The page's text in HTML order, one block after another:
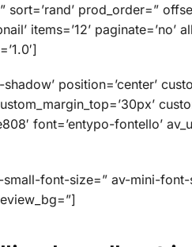
prod_order=”
items=’12’
position=’center’
font=’entypo-fontello’
font-size=” av-mini-